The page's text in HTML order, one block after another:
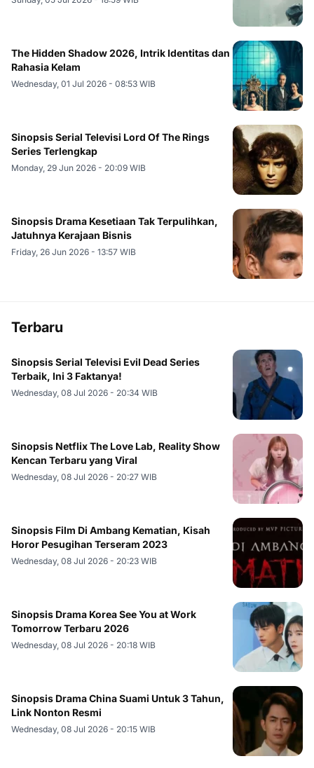
The Hidden Shadow 2026, Intrik Identitas dan
Rahasia Kelam
Wednesday, 01 Jul 2026 - 08:53 WIB
Sinopsis Serial Televisi Lord Of The Rings
Series Terlengkap
Monday, 29 Jun 2026 - 20:09 WIB
Sinopsis Drama Kesetiaan Tak Terpulihkan,
Jatuhnya Kerajaan Bisnis
Friday, 26 Jun 2026 - 13:57 WIB
Terbaru
Sinopsis Serial Televisi Evil Dead Series
Terbaik, Ini 3 Faktanya!
Wednesday, 08 Jul 2026 - 20:34 WIB
Sinopsis Netflix The Love Lab, Reality Show
Kencan Terbaru yang Viral
Wednesday, 08 Jul 2026 - 20:27 WIB
Sinopsis Film Di Ambang Kematian, Kisah
Horor Pesugihan Terseram 2023
Wednesday, 08 Jul 2026 - 20:23 WIB
Sinopsis Drama Korea See You at Work
Tomorrow Terbaru 2026
Wednesday, 08 Jul 2026 - 20:18 WIB
Sinopsis Drama China Suami Untuk 3 Tahun,
Link Nonton Resmi
Wednesday, 08 Jul 2026 - 20:15 WIB